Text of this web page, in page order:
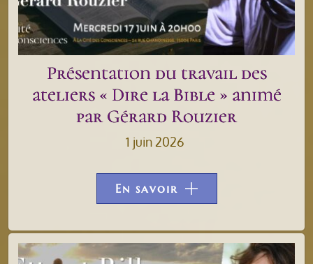
Présentation du travail des
ateliers « Dire la Bible » animé
par Gérard Rouzier
1 juin 2026
En savoir